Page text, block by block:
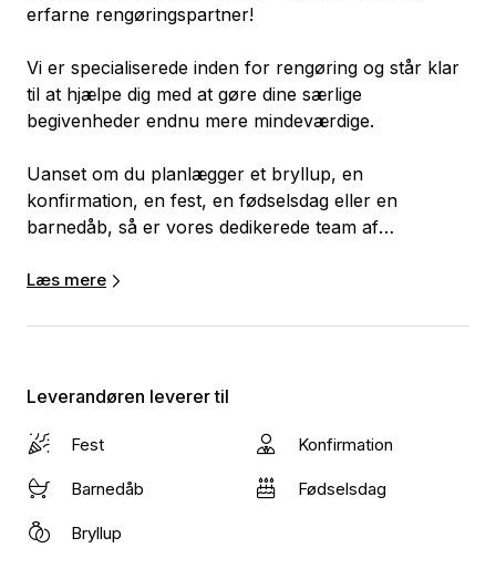
erfarne rengøringspartner!
Vi er specialiserede inden for rengøring og står klar
til at hjælpe dig med at gøre dine særlige
begivenheder endnu mere mindeværdige.
Uanset om du planlægger et bryllup, en
konfirmation, en fest, en fødselsdag eller en
barnedåb, så er vores dedikerede team af
rengøringsbehov. Vi forstår vigtigheden af at skabe
gæster kan nyde dagen fuldt ud.
Vores rengøringsassistenter er nøje udvalgt og
pålidelig service hver gang. De er erfarne og har
ved, at dit hjem eller festlokale vil skinne, når de er
færdige.
Læs mere
Leverandøren leverer til
Fest Konfirmation
Barnedåb Fødselsdag
Bryllup